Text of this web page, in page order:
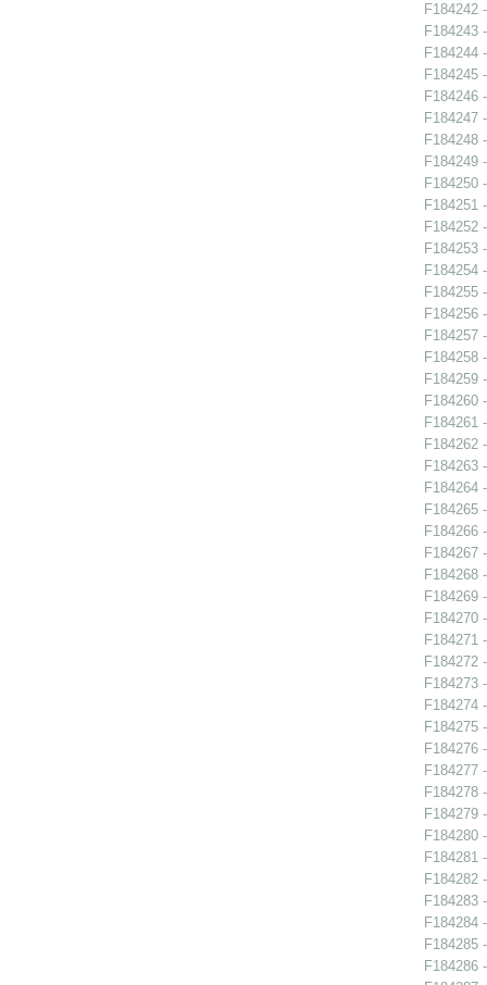
F184242
F184243
F184244
F184245
F184246
F184247
F184248
F184249
F184250
F184251
F184252
F184253
F184254
F184255
F184256
F184257
F184258
F184259
F184260
F184261
F184262
F184263
F184264
F184265
F184266
F184267
F184268
F184269
F184270
F184271
F184272
F184273
F184274
F184275
F184276
F184277
F184278
F184279
F184280
F184281
F184282
F184283
F184284
F184285
F184286